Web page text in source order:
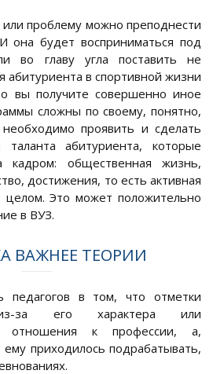
проблему можно преподнести
она будет восприниматься под
во главу угла поставить не
абитуриента в спортивной жизни
вы получите совершенно иное
сложны по своему, понятно,
проявить и сделать
абитуриента, которые
общественная жизнь,
достижения, то есть активная
целом. Это может положительно
в ВУЗ.
ВАЖНЕЕ ТЕОРИИ
педагогов в том, что отметки
за его характера или
отношения к профессии, а,
приходилось подрабатывать,